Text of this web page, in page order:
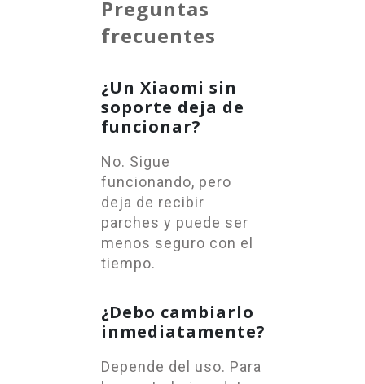
Preguntas
frecuentes
¿Un Xiaomi sin
soporte deja de
funcionar?
No. Sigue
funcionando, pero
deja de recibir
parches y puede ser
menos seguro con el
tiempo.
¿Debo cambiarlo
inmediatamente?
Depende del uso. Para